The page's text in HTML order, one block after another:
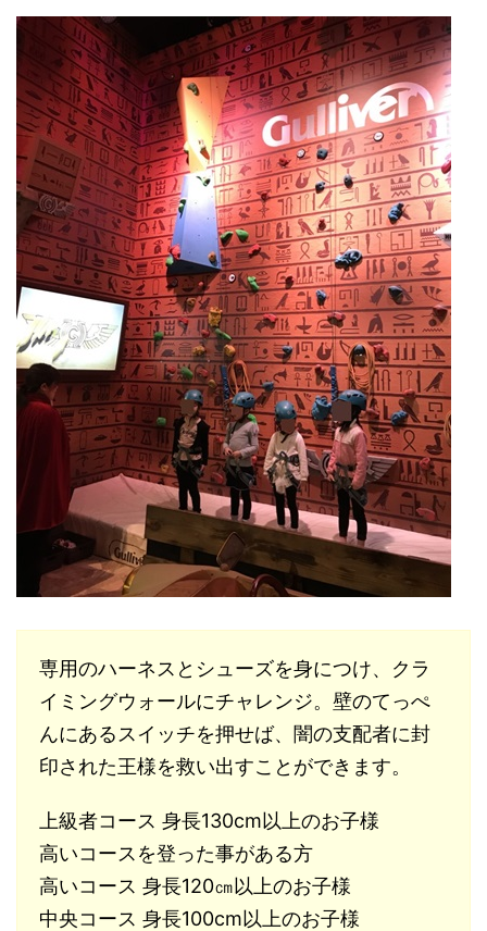
専用のハーネスとシューズを身につけ、クラ
イミングウォールにチャレンジ。壁のてっぺ
んにあるスイッチを押せば、闇の支配者に封
印された王様を救い出すことができます。
上級者コース 身長130cm以上のお子様
高いコースを登った事がある方
高いコース 身長120㎝以上のお子様
中央コース 身長100cm以上のお子様